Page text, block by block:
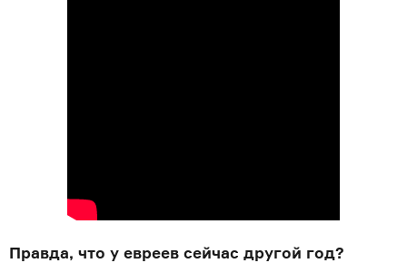
Правда, что у евреев сейчас другой год?